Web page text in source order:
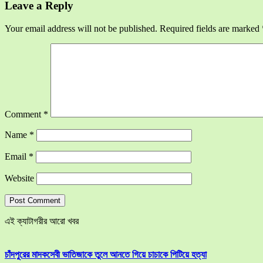
Leave a Reply
Your email address will not be published. Required fields are marked
Comment *
Name *
Email *
Website
এই ক্যাটাগরীর আরো খবর
চাঁদপুরের মাদকসেবী ভাতিজাকে তুলে আনতে গিয়ে চাচাকে পিটিয়ে হত্যা